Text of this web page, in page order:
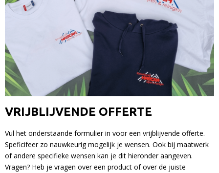
VRIJBLIJVENDE OFFERTE
Vul het onderstaande formulier in voor een vrijblijvende offerte.
Speficifeer zo nauwkeurig mogelijk je wensen. Ook bij maatwerk
of andere specifieke wensen kan je dit hieronder aangeven.
Vragen? Heb je vragen over een product of over de juiste